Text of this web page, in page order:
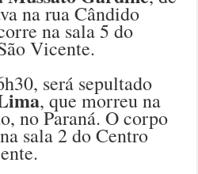
na rua Cândido
na sala 5 do
Vicente.
será sepultado
, que morreu na
no Paraná. O corpo
sala 2 do Centro